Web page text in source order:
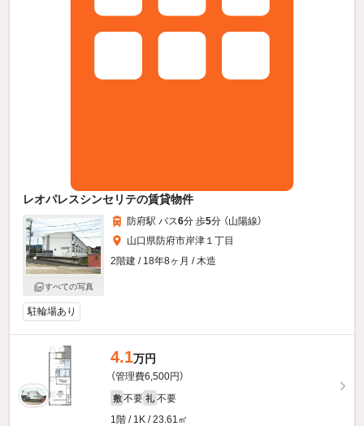
レオパレスシンセリテの賃貸物件
すべての写真
防府駅 バス6分 歩5分 （山陽線）
山口県防府市岸津１丁目
2階建 / 18年8ヶ月 / 木造
駐輪場あり
4.1万円
（管理費6,500円）
敷 不要 礼 不要
1階 / 1K / 23.61㎡